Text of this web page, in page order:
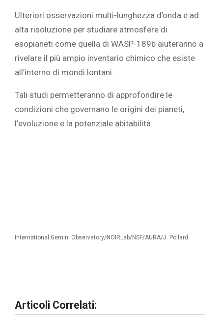
Ulteriori osservazioni multi-lunghezza d’onda e ad
alta risoluzione per studiare atmosfere di
esopianeti come quella di WASP-189b aiuteranno a
rivelare il più ampio inventario chimico che esiste
all’interno di mondi lontani.
Tali studi permetteranno di approfondire le
condizioni che governano le origini dei pianeti,
l’evoluzione e la potenziale abitabilità.
International Gemini Observatory/NOIRLab/NSF/AURA/J. Pollard
Articoli Correlati: